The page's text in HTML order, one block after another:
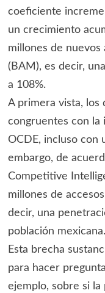
coeficiente
un crecimiento
millones de nuevos
(BAM), es decir,
a 108%.
A primera vista, los
congruentes con la
OCDE, incluso con
embargo, de
Competitive
millones de
decir, una
población mexicana.
Esta brecha
para hacer
ejemplo, sobre si